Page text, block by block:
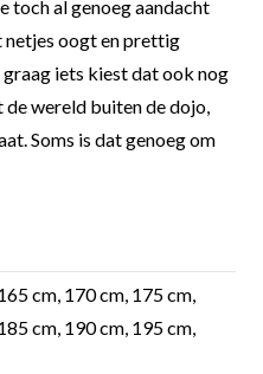
toch al genoeg aandacht
netjes oogt en prettig
iets kiest dat ook nog
wereld buiten de dojo,
Soms is dat genoeg om
cm, 170 cm, 175 cm,
cm, 190 cm, 195 cm,